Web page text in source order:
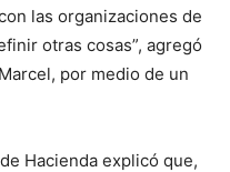
las organizaciones de
otras cosas”, agregó
por medio de un
Hacienda explicó que,